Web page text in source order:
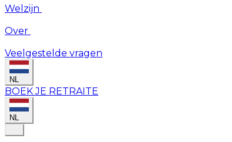
Welzijn
Over
Veelgestelde vragen
NL
BOEK JE RETRAITE
NL